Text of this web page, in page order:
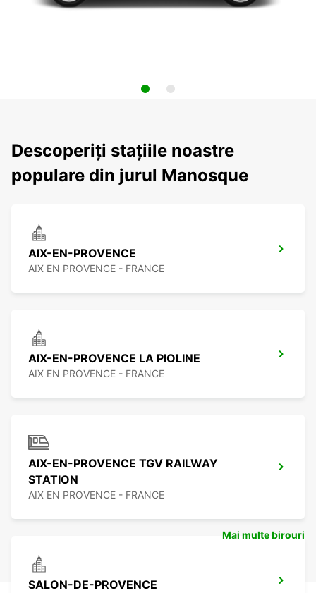
Descoperiți stațiile noastre
populare din jurul Manosque
AIX-EN-PROVENCE
AIX EN PROVENCE - FRANCE
AIX-EN-PROVENCE LA PIOLINE
AIX EN PROVENCE - FRANCE
AIX-EN-PROVENCE TGV RAILWAY
STATION
AIX EN PROVENCE - FRANCE
SALON-DE-PROVENCE
Mai multe birouri